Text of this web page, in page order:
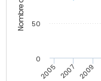
2005 2007 2009
0
50